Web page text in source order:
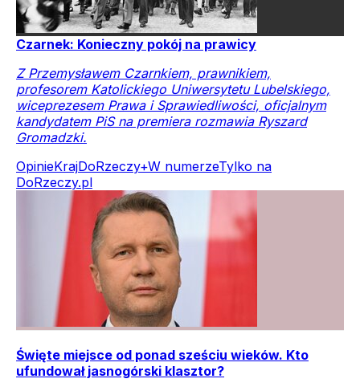
Czarnek: Konieczny pokój na prawicy
Z Przemysławem Czarnkiem, prawnikiem,
profesorem Katolickiego Uniwersytetu Lubelskiego,
wiceprezesem Prawa i Sprawiedliwości, oficjalnym
kandydatem PiS na premiera rozmawia Ryszard
Gromadzki.
OpinieKrajDoRzeczy+W numerzeTylko na
DoRzeczy.pl
Święte miejsce od ponad sześciu wieków. Kto
ufundował jasnogórski klasztor?